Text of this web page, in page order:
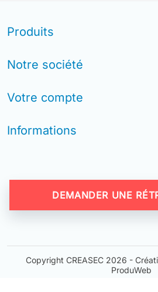
Produits
Notre société
Votre compte
Informations
DEMANDER UNE
Copyright CREASEC 2026 -
ProduWeb